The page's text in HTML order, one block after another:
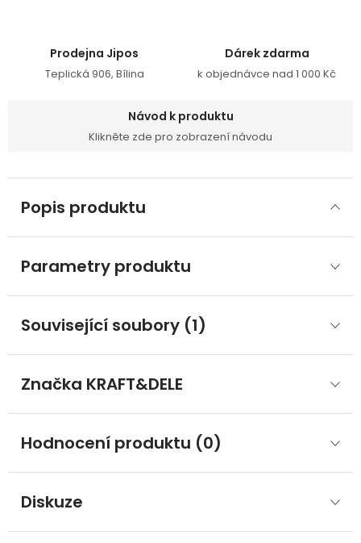
Prodejna Jipos
Teplická 906, Bílina
Dárek zdarma
k objednávce nad 1 000 Kč
Návod k produktu
Klikněte zde pro zobrazení návodu
Popis produktu
Parametry produktu
Související soubory (1)
Značka KRAFT&DELE
Hodnocení produktu (0)
Diskuze